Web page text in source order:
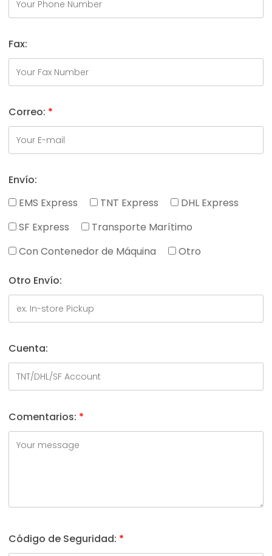
Fax:
Correo: *
Envío:
EMS Express
TNT Express
DHL Express
SF Express
Transporte Marítimo
Con Contenedor de Máquina
Otro
Otro Envío:
Cuenta:
Comentarios: *
Código de Seguridad: *